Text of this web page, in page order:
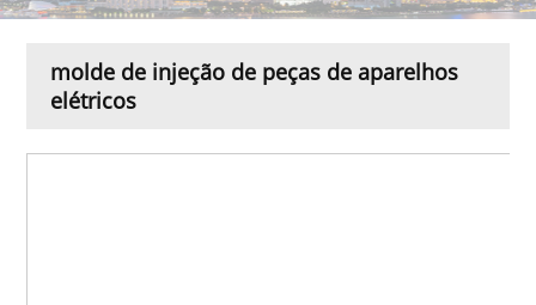
molde de injeção de peças de aparelhos
elétricos